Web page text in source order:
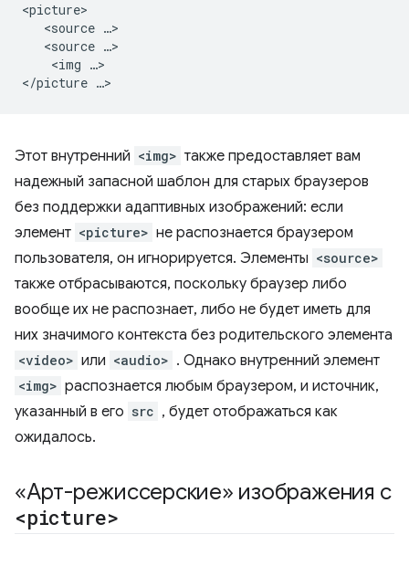
<picture>
   <source …>
   <source …>
    <img …>
Этот внутренний <img> также предоставляет вам
надежный запасной шаблон для старых браузеров
без поддержки адаптивных изображений: если
элемент <picture> не распознается браузером
пользователя, он игнорируется. Элементы <source>
также отбрасываются, поскольку браузер либо
вообще их не распознает, либо не будет иметь для
них значимого контекста без родительского элемента
<video> или <audio> . Однако внутренний элемент
<img> распознается любым браузером, и источник,
указанный в его src , будет отображаться как
ожидалось.
«Арт-режиссерские» изображения с
<picture>